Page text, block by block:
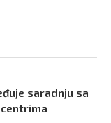
saradnju sa